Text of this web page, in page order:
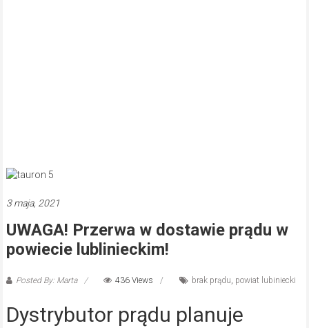
3 maja, 2021
UWAGA! Przerwa w dostawie prądu w
powiecie lublinieckim!
Posted By: Marta 436 Views brak prądu, powiat lubiniecki
Dystrybutor prądu planuje